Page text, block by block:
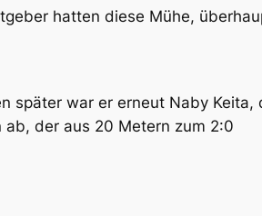
hatten diese Mühe,
später war er erneut Naby Keita,
der aus 20 Metern zum 2:0